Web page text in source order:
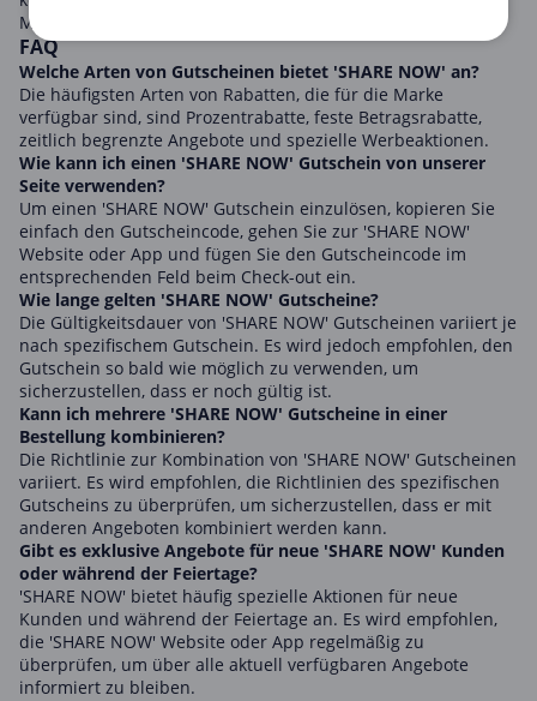
Marke.
FAQ
Welche Arten von Gutscheinen bietet 'SHARE NOW' an?
Die häufigsten Arten von Rabatten, die für die Marke
verfügbar sind, sind Prozentrabatte, feste Betragsrabatte,
zeitlich begrenzte Angebote und spezielle Werbeaktionen.
Wie kann ich einen 'SHARE NOW' Gutschein von unserer
Seite verwenden?
Um einen 'SHARE NOW' Gutschein einzulösen, kopieren Sie
einfach den Gutscheincode, gehen Sie zur 'SHARE NOW'
Website oder App und fügen Sie den Gutscheincode im
entsprechenden Feld beim Check-out ein.
Wie lange gelten 'SHARE NOW' Gutscheine?
Die Gültigkeitsdauer von 'SHARE NOW' Gutscheinen variiert je
nach spezifischem Gutschein. Es wird jedoch empfohlen, den
Gutschein so bald wie möglich zu verwenden, um
sicherzustellen, dass er noch gültig ist.
Kann ich mehrere 'SHARE NOW' Gutscheine in einer
Bestellung kombinieren?
Die Richtlinie zur Kombination von 'SHARE NOW' Gutscheinen
variiert. Es wird empfohlen, die Richtlinien des spezifischen
Gutscheins zu überprüfen, um sicherzustellen, dass er mit
anderen Angeboten kombiniert werden kann.
Gibt es exklusive Angebote für neue 'SHARE NOW' Kunden
oder während der Feiertage?
'SHARE NOW' bietet häufig spezielle Aktionen für neue
Kunden und während der Feiertage an. Es wird empfohlen,
die 'SHARE NOW' Website oder App regelmäßig zu
überprüfen, um über alle aktuell verfügbaren Angebote
informiert zu bleiben.